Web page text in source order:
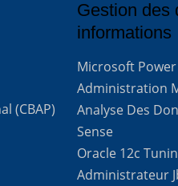
(CBAP)
Gestion des
informations
Microsoft Power
Administration
Analyse Des
Sense
Oracle 12c
Administrateur